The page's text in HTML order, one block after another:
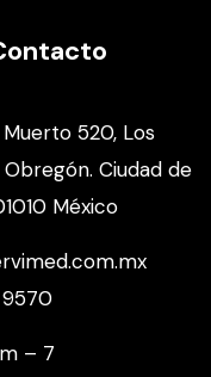
520, Los
Ciudad de
México
9570
– 7